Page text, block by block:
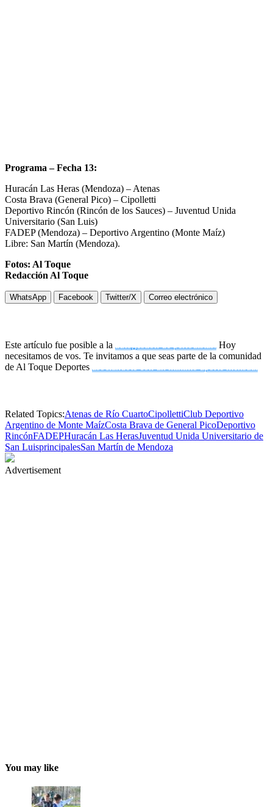
Programa – Fecha 13:
Huracán Las Heras (Mendoza) – Atenas
Costa Brava (General Pico) – Cipolletti
Deportivo Rincón (Rincón de los Sauces) – Juventud Unida
Universitario (San Luis)
FADEP (Mendoza) – Deportivo Argentino (Monte Maíz)
Libre: San Martín (Mendoza).
Fotos: Al Toque
Redacción Al Toque
WhatsApp Facebook Twitter/X Correo electrónico
Este artículo fue posible a la
Hoy
necesitamos de vos. Te invitamos a que seas parte de la comunidad
de Al Toque Deportes
Related Topics:Atenas de Río CuartoCipollettiClub Deportivo
Argentino de Monte MaízCosta Brava de General PicoDeportivo
RincónFADEPHuracán Las HerasJuventud Unida Universitario de
San LuisprincipalesSan Martín de Mendoza
Advertisement
You may like